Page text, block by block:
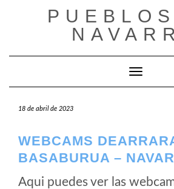
Cambiar
18 de abril de 2023
WEBCAMS
BASABURUA –
Aqui puedes ver las